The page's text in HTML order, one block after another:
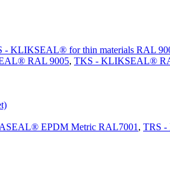
- KLIKSEAL® for thin materials RAL
RAL 9005, TKS - KLIKSEAL®
EPDM Metric RAL7001 , TRS